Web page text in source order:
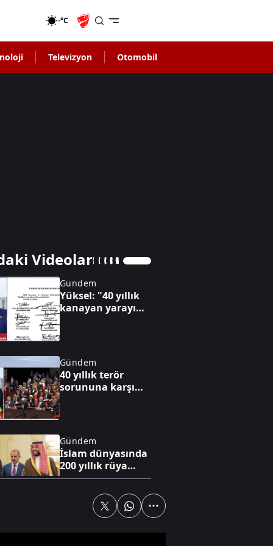
-°C
Televizyon Otomobil
Videolar
Gündem
Yüksel: "40 yıllık
kanayan yarayı
Gündem
40 yıllık terör
sorununa karşı
Gündem
İslam dünyasında
200 yıllık rüya
gerçek oluyor!
Üç ülke bugün